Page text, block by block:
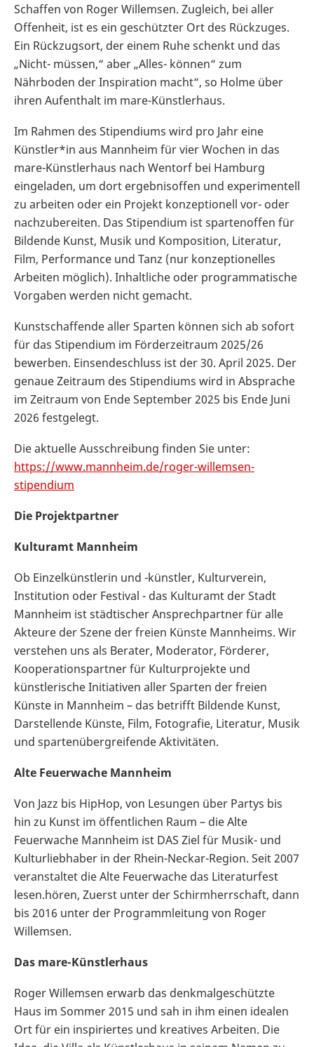
Schaffen von Roger Willemsen. Zugleich, bei aller
Offenheit, ist es ein geschützter Ort des Rückzuges.
Ein Rückzugsort, der einem Ruhe schenkt und das
„Nicht- müssen,“ aber „Alles- können“ zum
Nährboden der Inspiration macht“, so Holme über
ihren Aufenthalt im mare-Künstlerhaus.
Im Rahmen des Stipendiums wird pro Jahr eine
Künstler*in aus Mannheim für vier Wochen in das
mare-Künstlerhaus nach Wentorf bei Hamburg
eingeladen, um dort ergebnisoffen und experimentell
zu arbeiten oder ein Projekt konzeptionell vor- oder
nachzubereiten. Das Stipendium ist spartenoffen für
Bildende Kunst, Musik und Komposition, Literatur,
Film, Performance und Tanz (nur konzeptionelles
Arbeiten möglich). Inhaltliche oder programmatische
Vorgaben werden nicht gemacht.
Kunstschaffende aller Sparten können sich ab sofort
für das Stipendium im Förderzeitraum 2025/26
bewerben. Einsendeschluss ist der 30. April 2025. Der
genaue Zeitraum des Stipendiums wird in Absprache
im Zeitraum von Ende September 2025 bis Ende Juni
2026 festgelegt.
Die aktuelle Ausschreibung finden Sie unter:
https://www.mannheim.de/roger-willemsen-
stipendium
Die Projektpartner
Kulturamt Mannheim
Ob Einzelkünstlerin und -künstler, Kulturverein,
Institution oder Festival - das Kulturamt der Stadt
Mannheim ist städtischer Ansprechpartner für alle
Akteure der Szene der freien Künste Mannheims. Wir
verstehen uns als Berater, Moderator, Förderer,
Kooperationspartner für Kulturprojekte und
künstlerische Initiativen aller Sparten der freien
Künste in Mannheim – das betrifft Bildende Kunst,
Darstellende Künste, Film, Fotografie, Literatur, Musik
und spartenübergreifende Aktivitäten.
Alte Feuerwache Mannheim
Von Jazz bis HipHop, von Lesungen über Partys bis
hin zu Kunst im öffentlichen Raum – die Alte
Feuerwache Mannheim ist DAS Ziel für Musik- und
Kulturliebhaber in der Rhein-Neckar-Region. Seit 2007
veranstaltet die Alte Feuerwache das Literaturfest
lesen.hören, Zuerst unter der Schirmherrschaft, dann
bis 2016 unter der Programmleitung von Roger
Willemsen.
Das mare-Künstlerhaus
Roger Willemsen erwarb das denkmalgeschützte
Haus im Sommer 2015 und sah in ihm einen idealen
Ort für ein inspiriertes und kreatives Arbeiten. Die